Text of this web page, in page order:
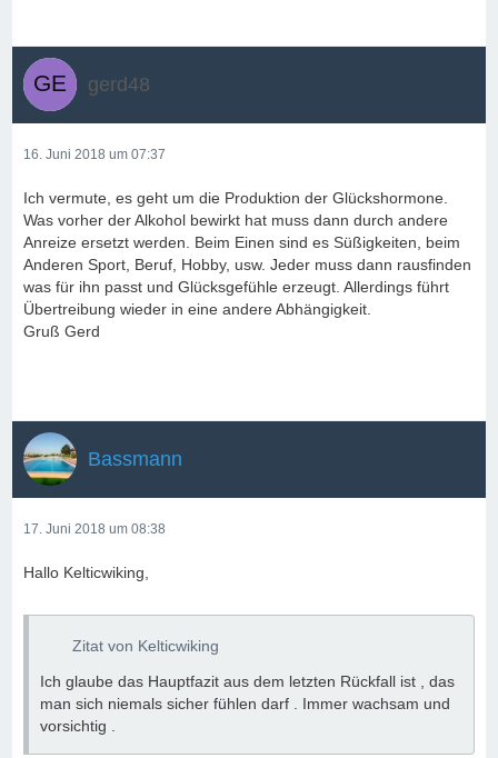
gerd48
16. Juni 2018 um 07:37
Ich vermute, es geht um die Produktion der Glückshormone.
Was vorher der Alkohol bewirkt hat muss dann durch andere
Anreize ersetzt werden. Beim Einen sind es Süßigkeiten, beim
Anderen Sport, Beruf, Hobby, usw. Jeder muss dann rausfinden
was für ihn passt und Glücksgefühle erzeugt. Allerdings führt
Übertreibung wieder in eine andere Abhängigkeit.
Gruß Gerd
Bassmann
17. Juni 2018 um 08:38
Hallo Kelticwiking,
Zitat von Kelticwiking
Ich glaube das Hauptfazit aus dem letzten Rückfall ist , das
man sich niemals sicher fühlen darf . Immer wachsam und
vorsichtig .